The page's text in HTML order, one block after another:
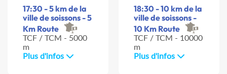
17:30 - 5 km de la
ville de soissons - 5
Km Route
TCF / TCM - 5000
m
Plus d'infos
18:30 - 10 km de la
ville de soissons -
10 Km Route
TCF / TCM - 10000
m
Plus d'infos